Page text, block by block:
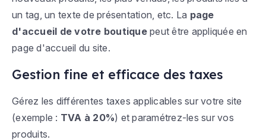
un tag, un texte de présentation, etc. La page
d'accueil de votre boutiquepeut être appliquée en
page d'accueil du site.
Gestion fine et efficace des taxes
Gérez les différentes taxes applicables sur votre site
(exemple : TVA à 20%) et paramétrez-les sur vos
produits.